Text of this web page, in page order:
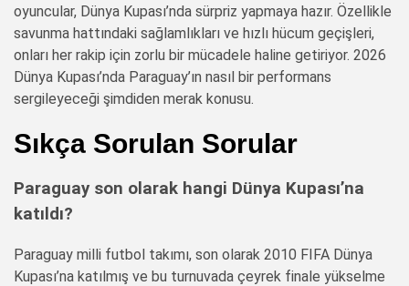
oyuncular, Dünya Kupası’nda sürpriz yapmaya hazır. Özellikle
savunma hattındaki sağlamlıkları ve hızlı hücum geçişleri,
onları her rakip için zorlu bir mücadele haline getiriyor. 2026
Dünya Kupası’nda Paraguay’ın nasıl bir performans
sergileyeceği şimdiden merak konusu.
Sıkça Sorulan Sorular
Paraguay son olarak hangi Dünya Kupası’na
katıldı?
Paraguay milli futbol takımı, son olarak 2010 FIFA Dünya
Kupası’na katılmış ve bu turnuvada çeyrek finale yükselme